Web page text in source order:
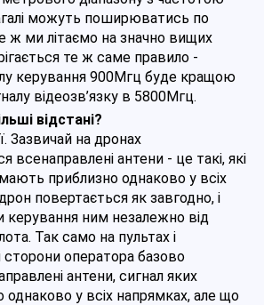
можуть поширюватись по
ж ми літаємо на значно вищих
те ж саме правило -
керування 900Мгц буде кращою
відеозв’язку в 5800Мгц.
відстані?
Зазвичай на дронах
всенаправлені антени - це такі, які
приблизно однаково у всіх
повертається як завгодно, і
керування ним незалежно від
Так само на пультах і
сторони оператора базово
антени, сигнал яких
однаково у всіх напрямках, але що